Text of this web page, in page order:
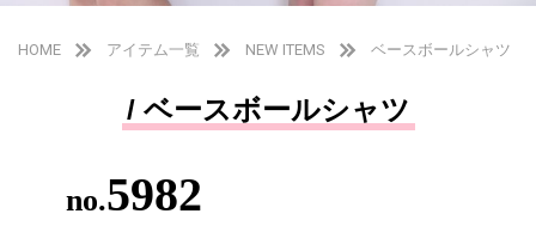
HOME アイテム一覧 NEW ITEMS ベースボールシャツ
/ ベースボールシャツ
no.5982